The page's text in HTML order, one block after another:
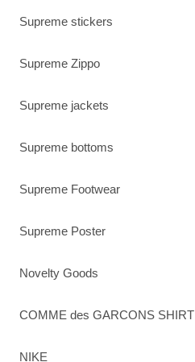
Supreme stickers
Supreme Zippo
Supreme jackets
Supreme bottoms
Supreme Footwear
Supreme Poster
Novelty Goods
COMME des GARCONS SHIRT
NIKE